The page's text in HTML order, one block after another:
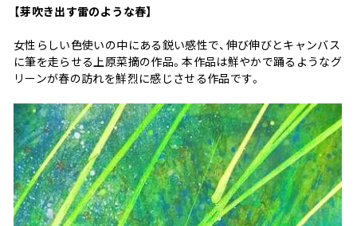
【芽吹き出す雷のような春】
女性らしい色使いの中にある鋭い感性で、伸び伸びとキャンバス
に筆を走らせる上原菜摘の作品。本作品は鮮やかで踊るようなグ
リーンが春の訪れを鮮烈に感じさせる作品です。